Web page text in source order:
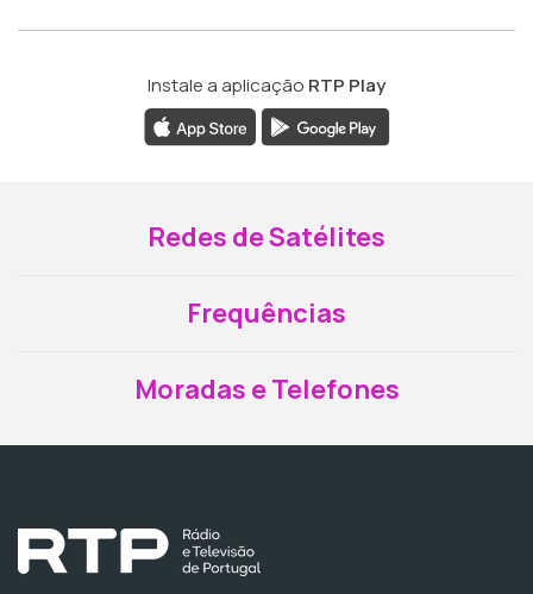
Instale a aplicação RTP Play
Redes de Satélites
Frequências
Moradas e Telefones